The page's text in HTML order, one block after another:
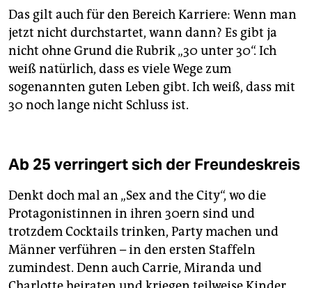
Das gilt auch für den Bereich Karriere: Wenn man
jetzt nicht durchstartet, wann dann? Es gibt ja
nicht ohne Grund die Rubrik „30 unter 30“. Ich
weiß natürlich, dass es viele Wege zum
sogenannten guten Leben gibt. Ich weiß, dass mit
30 noch lange nicht Schluss ist.
Ab 25 verringert sich der Freundeskreis
Denkt doch mal an „Sex and the City“, wo die
Protagonistinnen in ihren 30ern sind und
trotzdem Cocktails trinken, Party machen und
Männer verführen – in den ersten Staffeln
zumindest. Denn auch Carrie, Miranda und